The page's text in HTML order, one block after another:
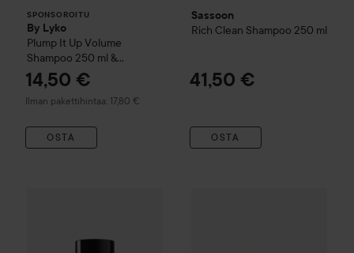
SPONSOROITU
By Lyko
Plump It UpVolume
Shampoo 250 ml &
Conditioner 250 ml
14,50 €
Ilman pakettihintaa: 17,80 €
OSTA
Sassoon
Rich Clean Shampoo 250 ml
41,50 €
OSTA